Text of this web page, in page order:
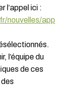
l’appel ici :
nouvelles/app
l’équipe du
de ces